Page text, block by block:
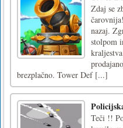
Zdaj se
nazaj.
stolpom
brezplačno. Tower Def [...]
Teči !!